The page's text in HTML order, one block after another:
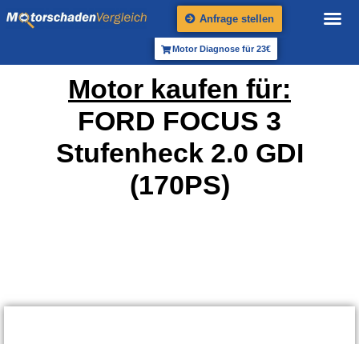
Anfrage stellen
Motor Diagnose für 23€
Motor kaufen für:
FORD FOCUS 3
Stufenheck 2.0 GDI
(170PS)